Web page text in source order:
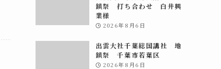
鎮祭 打ち合わせ 白井興
業様
2026年8月6日
出雲大社千葉総国講社 地
鎮祭 千葉市若葉区
2026年8月6日